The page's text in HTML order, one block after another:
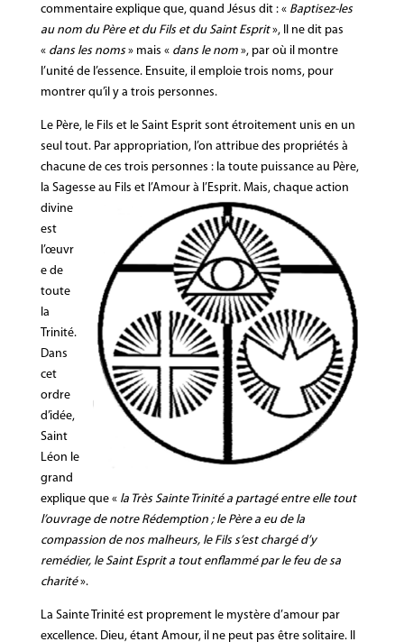
commentaire explique que, quand Jésus dit : « Baptisez-les
au nom du Père et du Fils et du Saint Esprit», Il ne dit pas
« dans les noms» mais « dans le nom», par où il montre
l’unité de l’essence. Ensuite, il emploie trois noms, pour
montrer qu’il y a trois personnes.
Le Père, le Fils et le Saint Esprit sont étroitement unis en un
seul tout. Par appropriation, l’on attribue des propriétés à
chacune de ces trois personnes : la toute puissance au Père,
la Sagesse au Fils et l’Amour à l’Esprit. Mais, chaque action
divine
est
l’œuvr
e de
toute
la
Trinité.
Dans
cet
ordre
d’idée,
Saint
Léon le
grand
explique que « la Très Sainte Trinité a partagé entre elle tout
l’ouvrage de notre Rédemption ; le Père a eu de la
compassion de nos malheurs, le Fils s’est chargé d’y
remédier, le Saint Esprit a tout enflammé par le feu de sa
charité».
La Sainte Trinité est proprement le mystère d’amour par
excellence. Dieu, étant Amour, il ne peut pas être solitaire. Il